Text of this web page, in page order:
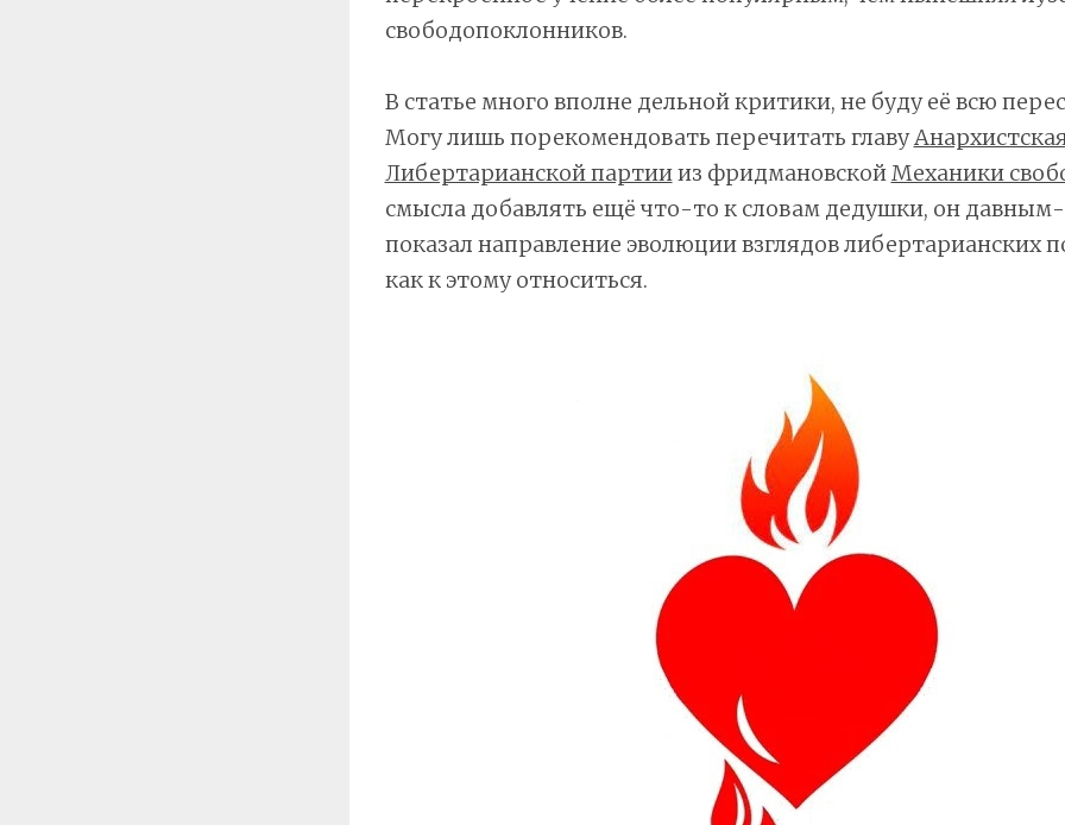
свободопоклонников.
В статье много вполне дельной критики, не буду её всю
Могу лишь порекомендовать перечитать главу
Либертарианской партиииз фридмановскойМеханики
смысла добавлять ещё что-то к словам дедушки, он
показал направление эволюции взглядов либертарианских
как к этому относиться.